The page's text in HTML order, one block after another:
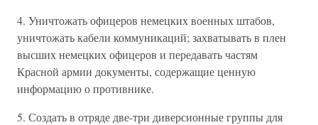
4. Уничтожать офицеров немецких военных штабов,
уничтожать кабели коммуникаций; захватывать в плен
высших немецких офицеров и передавать частям
Красной армии документы, содержащие ценную
информацию о противнике.
5. Создать в отряде две-три диверсионные группы для